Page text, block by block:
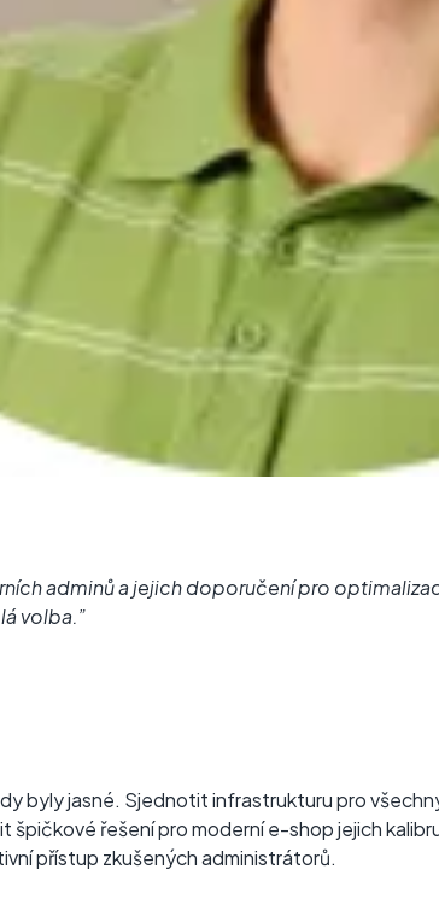
adminů a jejich doporučení pro
volba.”
byly jasné. Sjednotit infrastrukturu pro
špičkové řešení pro moderní e-shop jejich
přístup zkušených administrátorů.